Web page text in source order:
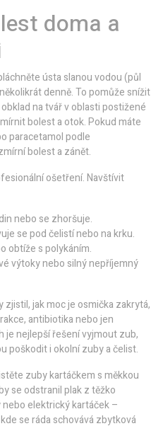
doma a
ústa slanou vodou (půl
denně. To pomůže snížit
na tvář v oblasti postižené
bolest a otok. Pokud máte
paracetamol podle
bolest a zánět.
ošetření. Navštívit
nebo se zhoršuje.
se pod čelistí nebo na krku.
obtíže s polykáním.
výtoky nebo silný nepříjemný
jak moc je osmička zakrytá,
antibiotika nebo jen
je nejlepší řešení vyjmout zub,
poškodit i okolní zuby a čelist.
zuby kartáčkem s měkkou
se odstranil plak z těžko
elektrický kartáček –
se ráda schovává zbytková